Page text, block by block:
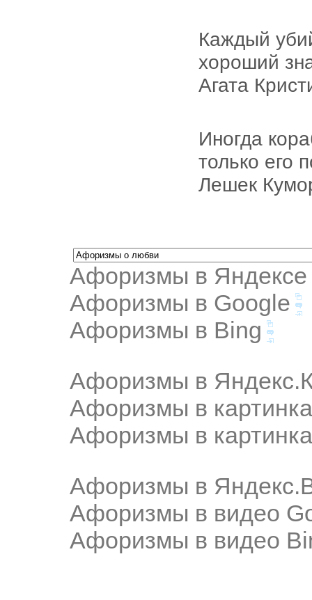
Каждый
хороший
Агата
Иногда
только его
Лешек
Афоризмы в Яндексе
Афоризмы в Google
Афоризмы в Bing
Афоризмы в
Афоризмы в
Афоризмы в
Афоризмы в
Афоризмы в видео
Афоризмы в видео